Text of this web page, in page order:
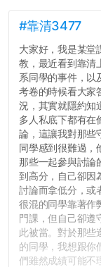
#靠清3477
大家好，我是某堂
教，最近看到靠清
系同學的事件，以
考卷的時候看大家
況，其實就隱約知
多人私底下都有在
論，這讓我對那些
同學感到很難過，
那些一起參與討論
到高分，自己卻因
討論而拿低分，或
很混的同學靠著作
門課，但自己卻遵
此被當。對於那些
的同學，我想跟你
們雖然成績可能不